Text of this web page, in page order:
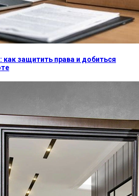
как защитить права и добиться